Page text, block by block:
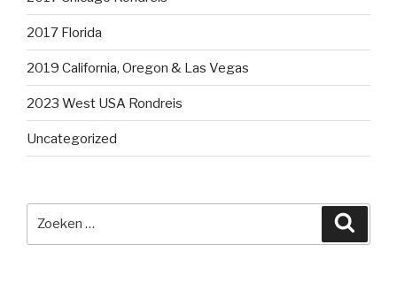
2017 Florida
2019 California, Oregon & Las Vegas
2023 West USA Rondreis
Uncategorized